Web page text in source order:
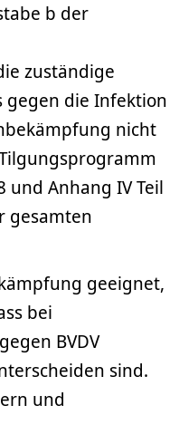
b der
zuständige
gegen die Infektion
nicht
und Anhang IV Teil
gesamten
geeignet,
bei
BVDV
sind.
und